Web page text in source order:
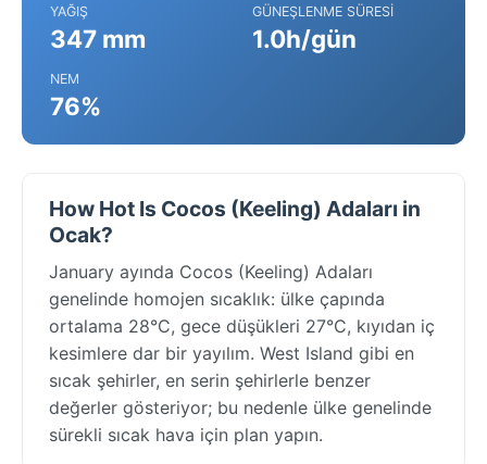
YAĞIŞ
347 mm
GÜNEŞLENME SÜRESI
1.0h/gün
NEM
76%
How Hot Is Cocos (Keeling) Adaları in
Ocak?
January ayında Cocos (Keeling) Adaları
genelinde homojen sıcaklık: ülke çapında
ortalama 28°C, gece düşükleri 27°C, kıyıdan iç
kesimlere dar bir yayılım. West Island gibi en
sıcak şehirler, en serin şehirlerle benzer
değerler gösteriyor; bu nedenle ülke genelinde
sürekli sıcak hava için plan yapın.